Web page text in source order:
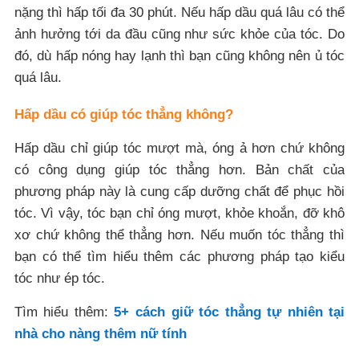
nặng thì hấp tối đa 30 phút. Nếu hấp dầu quá lâu có thể
ảnh hưởng tới da đầu cũng như sức khỏe của tóc. Do
đó, dù hấp nóng hay lạnh thì bạn cũng không nên ủ tóc
quá lâu.
Hấp dầu có giúp tóc thẳng không?
Hấp dầu chỉ giúp tóc mượt mà, óng ả hơn chứ không
có công dụng giúp tóc thẳng hơn. Bản chất của
phương pháp này là cung cấp dưỡng chất để phục hồi
tóc. Vì vậy, tóc bạn chỉ óng mượt, khỏe khoắn, đỡ khô
xơ chứ không thể thẳng hơn. Nếu muốn tóc thẳng thì
bạn có thể tìm hiểu thêm các phương pháp tạo kiểu
tóc như ép tóc.
Tìm hiểu thêm:5+ cách giữ tóc thẳng tự nhiên tại
nhà cho nàng thêm nữ tính